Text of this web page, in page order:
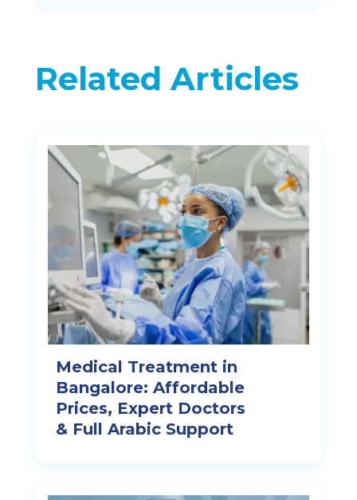
Related Articles
Medical Treatment in
Bangalore: Affordable
Prices, Expert Doctors
& Full Arabic Support